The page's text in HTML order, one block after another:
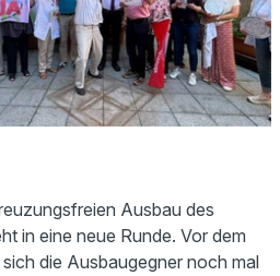
Ausbau des
in eine neue Runde. Vor dem
die Ausbaugegner noch mal